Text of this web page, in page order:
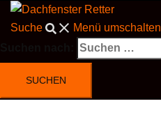
Suche
Menü umschalten